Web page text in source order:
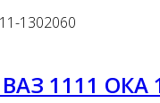
1302060
1111 ОКА